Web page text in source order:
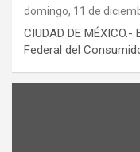
domingo, 11 de
CIUDAD DE
Federal del